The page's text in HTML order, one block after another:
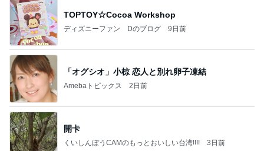
TOPTOY☆Cocoa Workshop
ディズニーファン Dのブログ 9日前
「オグシオ」小椋 恋人と別れ卵子凍結
Amebaトピックス 2日前
開卡
くいしんぼうCAMのもっとおいしい台湾!!!! 3日前